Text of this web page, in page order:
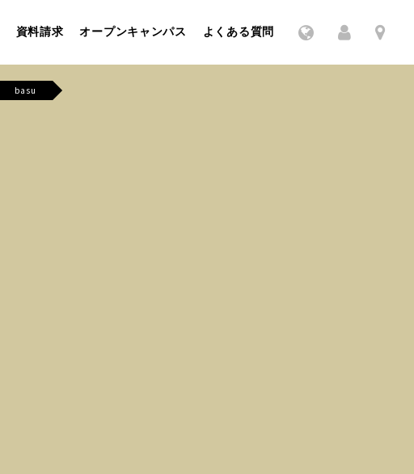
資料請求 オープンキャンパス よくある質問
basu